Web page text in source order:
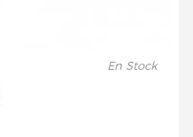
En Stock